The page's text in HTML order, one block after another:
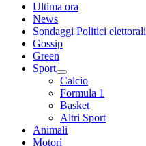
Ultima ora
News
Sondaggi Politici
Gossip
Green
Sport
Calcio
Formula 1
Basket
Altri Sport
Animali
Motori